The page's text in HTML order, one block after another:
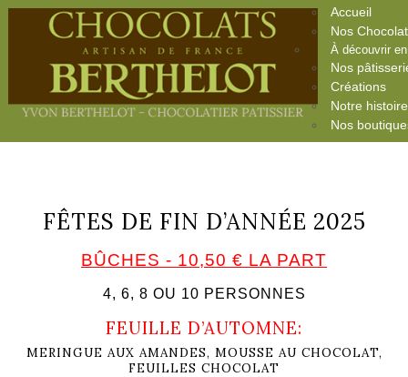
Accueil
Nos
À découvrir
Nos
Créations
Notre histoire
Nos
FÊTES DE FIN D’ANNÉE 2025
BÛCHES - 10,50 € LA PART
4, 6, 8 OU 10 PERSONNES
FEUILLE D’AUTOMNE:
MERINGUE AUX AMANDES, MOUSSE AU CHOCOLAT,
FEUILLES CHOCOLAT